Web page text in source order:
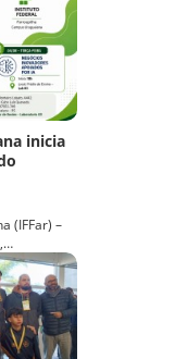
inicia
(IFFar) –